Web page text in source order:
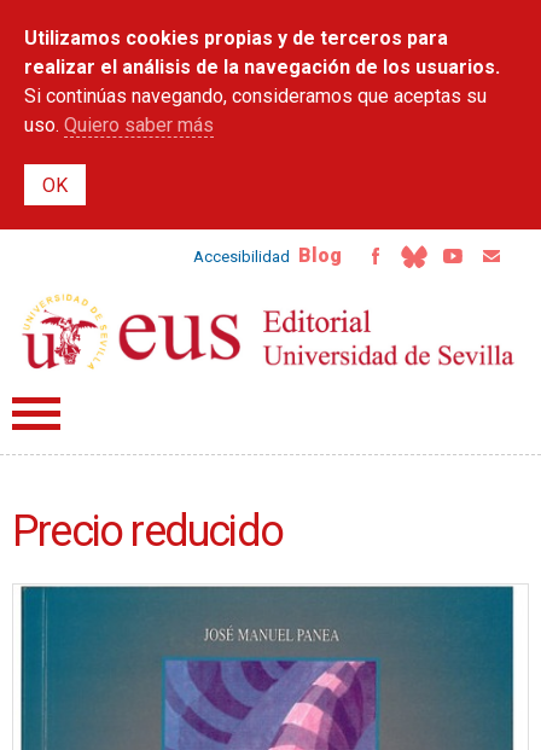
contenido
principal
Utilizamos cookies propias y de terceros para
realizar el análisis de la navegación de los usuarios.
Si continúas navegando, consideramos que aceptas su
uso. Quiero saber más
Accesibilidad Blog
Precio reducido